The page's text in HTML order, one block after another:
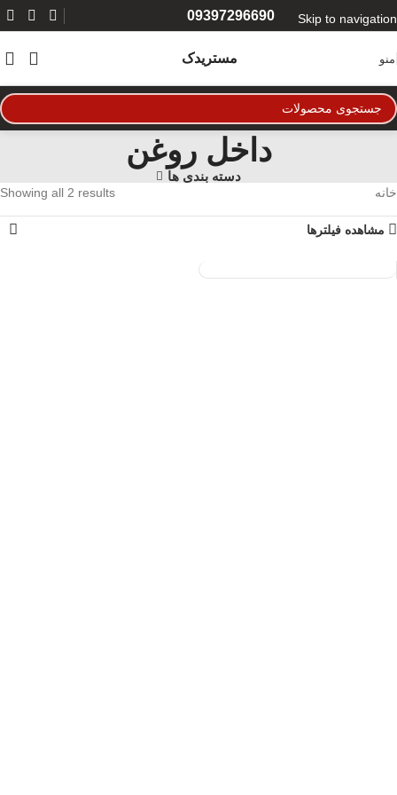
Skip to navigation
09397296690
منو مستریدک
داخل روغن
دسته بندی ها
خانه Showing all 2 results
مشاهده فیلترها